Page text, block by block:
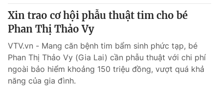
Xin trao cơ hội phẫu thuật tim cho bé
Phan Thị Thảo Vy
VTV.vn - Mang căn bệnh tim bẩm sinh phức tạp, bé
Phan Thị Thảo Vy (Gia Lai) cần phẫu thuật với chi phí
ngoài bảo hiểm khoảng 150 triệu đồng, vượt quá khả
năng của gia đình.